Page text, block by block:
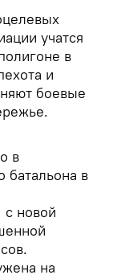
учатся
в
и
боевые
в
батальона в
новой
на